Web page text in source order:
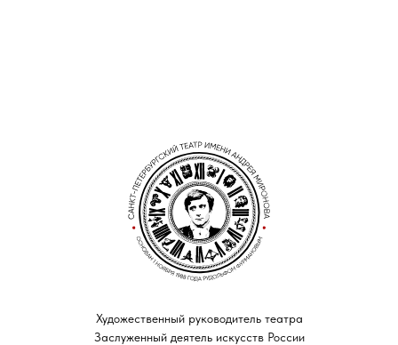
Художественный руководитель театра
Заслуженный деятель искусств России